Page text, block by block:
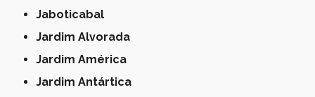
Jaboticabal
Jardim Alvorada
Jardim América
Jardim Antártica